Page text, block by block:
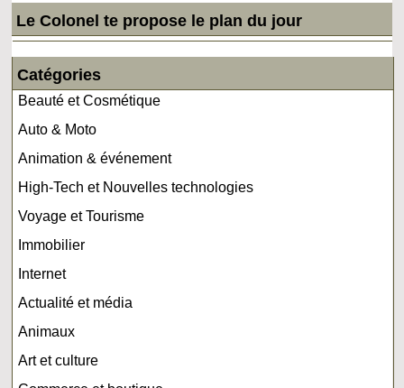
Le Colonel te propose le plan du jour
Catégories
Beauté et Cosmétique
Auto & Moto
Animation & événement
High-Tech et Nouvelles technologies
Voyage et Tourisme
Immobilier
Internet
Actualité et média
Animaux
Art et culture